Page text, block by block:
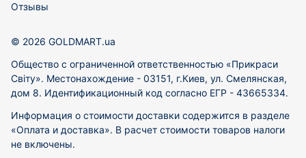
Отзывы
© 2026 GOLDMART.ua
Общество с ограниченной ответственностью «Прикраси
Світу». Местонахождение - 03151, г.Киев, ул. Смелянская,
дом 8. Идентификационный код согласно ЕГР - 43665334.
Информация о стоимости доставки содержится в разделе
«Оплата и доставка». В расчет стоимости товаров налоги
не включены.